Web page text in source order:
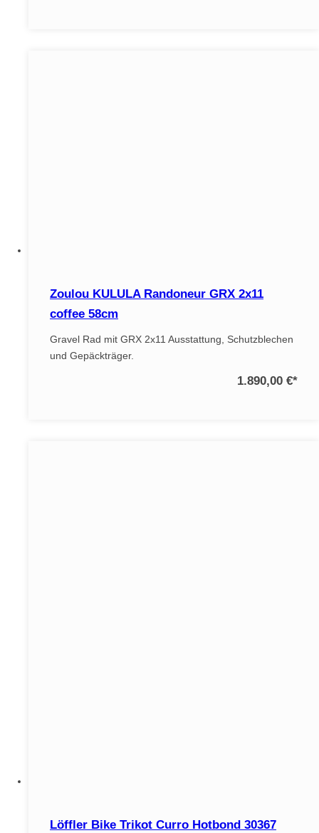
Zoulou KULULA Randoneur GRX 2x11
coffee 58cm
Gravel Rad mit GRX 2x11 Ausstattung, Schutzblechen
und Gepäckträger.
1.890,00 €*
Löffler Bike Trikot Curro Hotbond 30367